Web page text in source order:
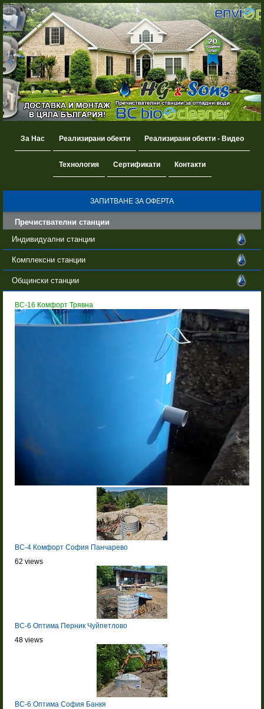
За Нас Реализирани обекти Реализирани обекти - Видео
Технология Сертификати Контакти
ЗАПИТВАНЕ ЗА ОФЕРТА
Пречиствателни станции
Индивидуални станции
Комплексни станции
Общински станции
BC-16 Комфорт Трявна
BC-4 Комфорт София Панчарево
62 views
BC-6 Оптима Перник Чуйпетлово
48 views
BC-6 Оптима София Банкя